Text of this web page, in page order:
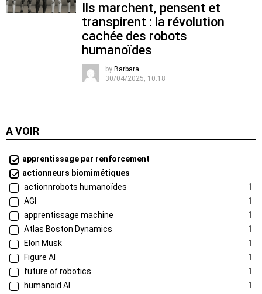
Ils marchent, pensent et
transpirent : la révolution
cachée des robots
humanoïdes
by Barbara
30/04/2025, 10:18
A VOIR
apprentissage par renforcement
actionneurs biomimétiques
actionnrobots humanoïdes
1
AGI
1
apprentissage machine
1
Atlas Boston Dynamics
1
Elon Musk
1
Figure AI
1
future of robotics
1
humanoid AI
1